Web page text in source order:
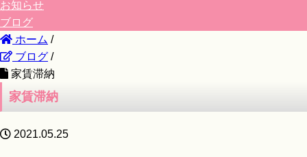
お知らせ
ブログ
ホーム /
ブログ /
家賃滞納
家賃滞納
2021.05.25